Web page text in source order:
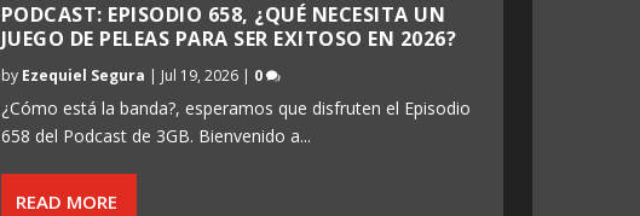
PODCAST: EPISODIO 658, ¿QUÉ NECESITA UN
JUEGO DE PELEAS PARA SER EXITOSO EN 2026?
by Ezequiel Segura | Jul 19, 2026| 0
¿Cómo está la banda?, esperamos que disfruten el Episodio
658 del Podcast de 3GB. Bienvenido a...
READ MORE